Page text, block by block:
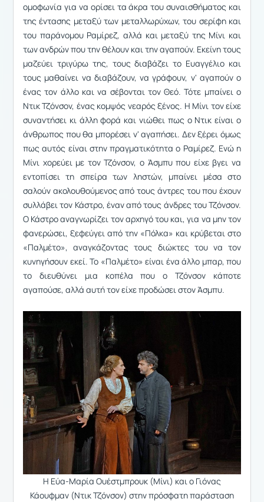
ομοφωνία για να ορίσει τα άκρα του συναισθήματος και
της έντασης μεταξύ των μεταλλωρύχων, του σερίφη και
του παράνομου Ραμίρεζ, αλλά και μεταξύ της Μίνι και
των ανδρών που την θέλουν και την αγαπούν. Εκείνη τους
μαζεύει τριγύρω της, τους διαβάζει το Ευαγγέλιο και
τους μαθαίνει να διαβάζουν, να γράφουν, ν' αγαπούν ο
ένας τον άλλο και να σέβονται τον Θεό. Τότε μπαίνει ο
Ντικ Τζόνσον, ένας κομψός νεαρός ξένος. Η Μίνι τον είχε
συναντήσει κι άλλη φορά και νιώθει πως ο Ντικ είναι ο
άνθρωπος που θα μπορέσει ν' αγαπήσει. Δεν ξέρει όμως
πως αυτός είναι στην πραγματικότητα ο Ραμίρεζ. Ενώ η
Μίνι χορεύει με τον Τζόνσον, ο Άσμπυ που είχε βγει να
εντοπίσει τη σπείρα των ληστών, μπαίνει μέσα στο
σαλούν ακολουθούμενος από τους άντρες του που έχουν
συλλάβει τον Κάστρο, έναν από τους άνδρες του Τζόνσον.
Ο Κάστρο αναγνωρίζει τον αρχηγό του και, για να μην τον
φανερώσει, ξεφεύγει από την «Πόλκα» και κρύβεται στο
«Παλμέτο», αναγκάζοντας τους διώκτες του να τον
κυνηγήσουν εκεί. Το «Παλμέτο» είναι ένα άλλο μπαρ, που
το διευθύνει μια κοπέλα που ο Τζόνσον κάποτε
αγαπούσε, αλλά αυτή τον είχε προδώσει στον Άσμπυ.
Η Εύα-Μαρία Ουέστμπρουκ (Μίνι) και ο Γιόνας
Κάουφμαν (Ντικ Τζόνσον) στην πρόσφατη παράσταση